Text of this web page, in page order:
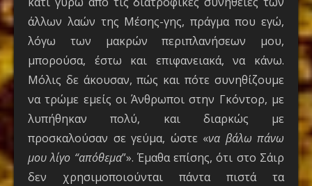
άλλων λαών της Μέσης-γης, πράγμα που εγώ,
λόγω των μακρών περιπλανήσεων μου,
μπορούσα, έστω και επιφανειακά, να κάνω.
Μόλις δε άκουσαν, πώς και πότε συνηθίζουμε
να τρώμε εμείς οι Άνθρωποι στην Γκόντορ, με
λυπήθηκαν πολύ, και διαρκώς με
προσκαλούσαν σε γεύμα, ώστε «να βάλω πάνω
μου λίγο “απόθεμα”». Έμαθα επίσης, ότι στο Σάιρ
δεν χρησιμοποιούνται πάντα πιστά τα